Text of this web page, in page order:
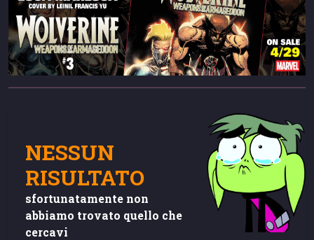
NESSUN
RISULTATO
sfortunatamente non
abbiamo trovato quello che
cercavi